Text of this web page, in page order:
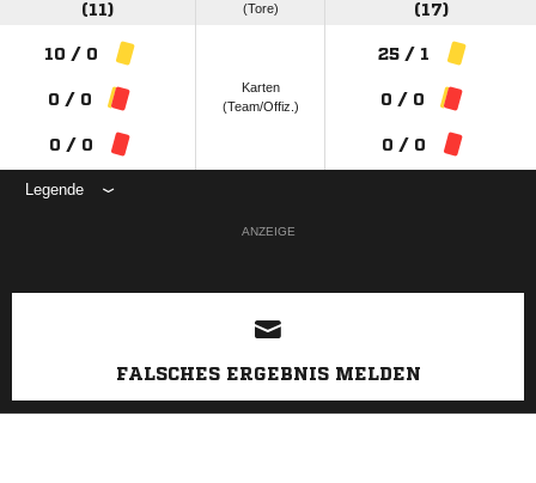
(11)
(Tore)
17)
10 / 0
0 / 0
0 / 0
Karten
(Team/Offiz.)
25 / 1
0 / 0
0 / 0
Legende
ANZEIGE
FALSCHES ERGEBNIS MELDEN